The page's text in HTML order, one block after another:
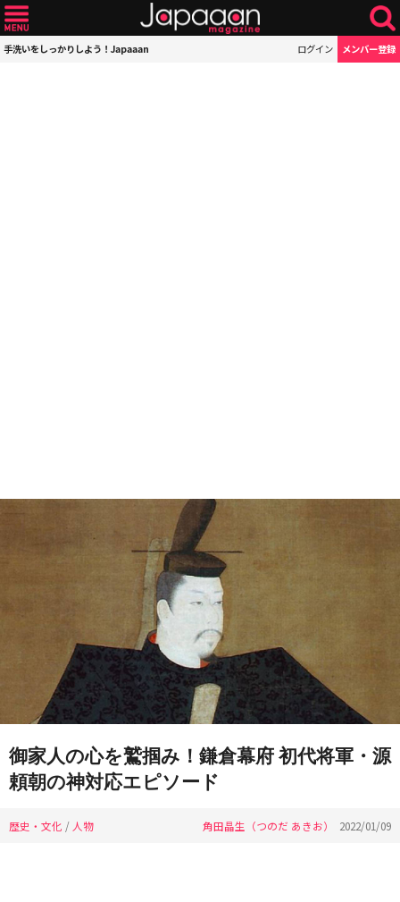
手洗いをしっかりしよう！Japaaan ログイン メンバー登録
御家人の心を鷲掴み！鎌倉幕府 初代将軍・源
頼朝の神対応エピソード
歴史・文化 / 人物 角田晶生（つのだ あきお） 2022/01/09